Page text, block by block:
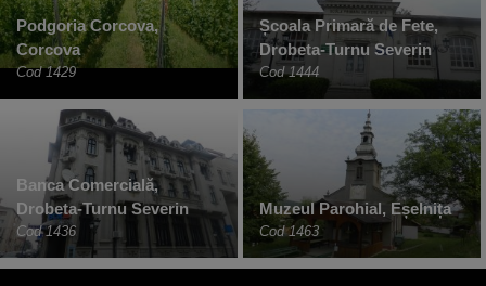
Podgoria Corcova,
Corcova
Cod 1429
Școala Primară de Fete,
Drobeta-Turnu Severin
Cod 1444
Banca Comercială,
Drobeta-Turnu Severin
Cod 1436
Muzeul Parohial, Eșelnița
Cod 1463